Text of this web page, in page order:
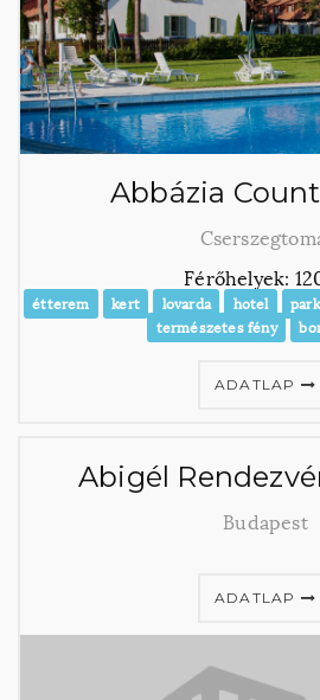
Abbázia
Férőhelyek:
étterem kert lovarda hotel park
természetes fény
ADATLAP
Abigél
Budapest
ADATLAP